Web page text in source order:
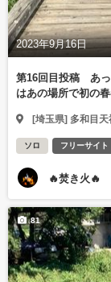
2023年9月16日
第16回目投稿 あっ
はあの場所で初の
[埼玉県] 多和目天
ソロ フリーサイト
🔥焚き火🔥
81